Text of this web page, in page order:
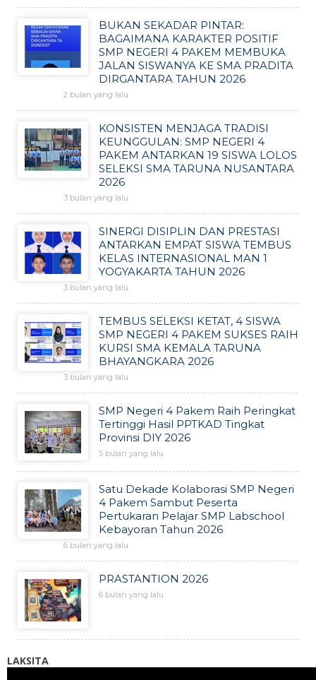
BUKAN SEKADAR PINTAR:
BAGAIMANA KARAKTER POSITIF
SMP NEGERI 4 PAKEM MEMBUKA
JALAN SISWANYA KE SMA PRADITA
DIRGANTARA TAHUN 2026
2 bulan yang lalu
KONSISTEN MENJAGA TRADISI
KEUNGGULAN: SMP NEGERI 4
PAKEM ANTARKAN 19 SISWA LOLOS
SELEKSI SMA TARUNA NUSANTARA
2026
3 bulan yang lalu
SINERGI DISIPLIN DAN PRESTASI
ANTARKAN EMPAT SISWA TEMBUS
KELAS INTERNASIONAL MAN 1
YOGYAKARTA TAHUN 2026
3 bulan yang lalu
TEMBUS SELEKSI KETAT, 4 SISWA
SMP NEGERI 4 PAKEM SUKSES RAIH
KURSI SMA KEMALA TARUNA
BHAYANGKARA 2026
3 bulan yang lalu
SMP Negeri 4 Pakem Raih Peringkat
Tertinggi Hasil PPTKAD Tingkat
Provinsi DIY 2026
5 bulan yang lalu
Satu Dekade Kolaborasi SMP Negeri
4 Pakem Sambut Peserta
Pertukaran Pelajar SMP Labschool
Kebayoran Tahun 2026
6 bulan yang lalu
PRASTANTION 2026
6 bulan yang lalu
LAKSITA